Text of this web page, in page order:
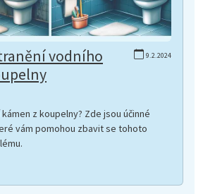
9.2.2024
vodního
z koupelny? Zde jsou účinné
vám pomohou zbavit se tohoto